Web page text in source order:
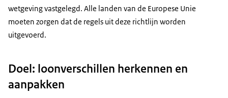
wetgeving vastgelegd. Alle landen van de Europese Unie
moeten zorgen dat de regels uit deze richtlijn worden
uitgevoerd.
Doel: loonverschillen herkennen en
aanpakken